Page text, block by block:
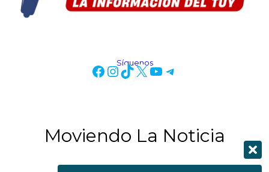
Síguenos
Moviendo La Noticia